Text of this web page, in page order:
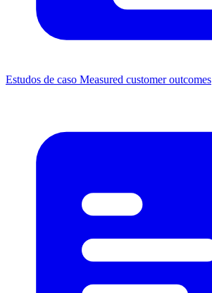
Estudos de caso Measured customer outcomes